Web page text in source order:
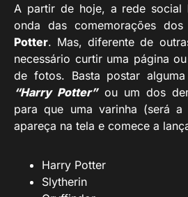
A partir de hoje, a rede social
onda das comemorações dos
Potter. Mas, diferente de
necessário curtir uma página
de fotos. Basta postar
“Harry Potter”ou um dos
para que uma varinha (será a
apareça na tela e comece a
Harry Potter
Slytherin